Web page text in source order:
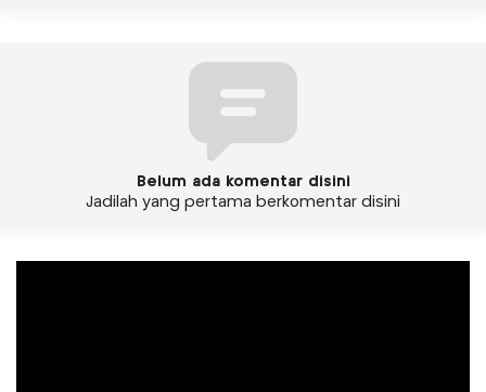
Belum ada komentar disini
Jadilah yang pertama berkomentar disini